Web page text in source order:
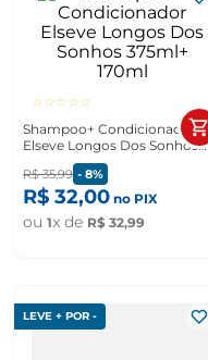
☆☆☆☆☆
Shampoo+ Condicionador
Elseve Longos Dos Sonhos
375ml+ 170ml
R$ 35,99 - 8%
R$ 32,00 no PIX
ou 1x de R$ 32,99
LEVE + POR -